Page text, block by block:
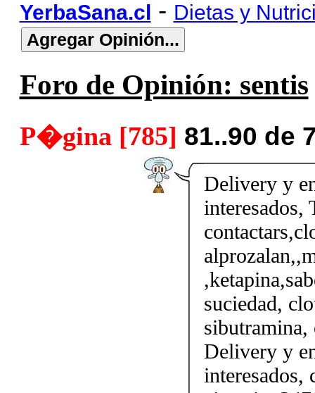
YerbaSana.cl - Dietas y
Foro de Opinión: sentis
P�gina [785] 81..90 de
Delivery y
interesados,
suciedad,
Delivery y
interesados,